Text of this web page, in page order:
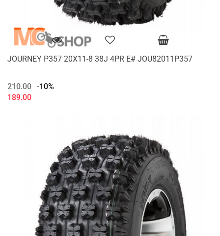
JOURNEY P357 20X11-8 38J 4PR E# JOU82011P357
210.00 -10%
189.00